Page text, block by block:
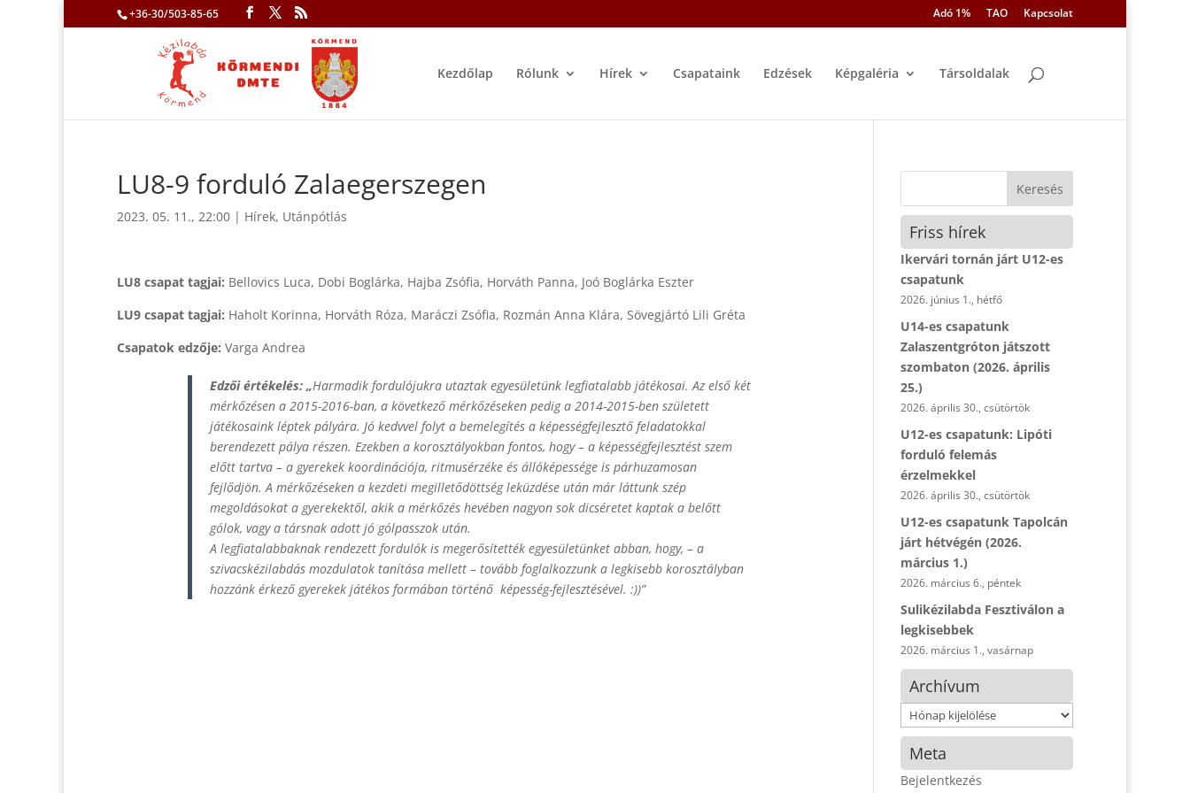
+36-30/503-85-65 Adó 1% TAO Kapcsolat
Kezdőlap Rólunk Hírek Csapataink Edzések Képgaléria Társoldalak
LU8-9 forduló Zalaegerszegen
2023. 05. 11., 22:00 | Hírek, Utánpótlás
LU8 csapat tagjai: Bellovics Luca, Dobi Boglárka, Hajba Zsófia, Horváth Panna, Joó Boglárka Eszter
LU9 csapat tagjai: Haholt Korinna, Horváth Róza, Maráczi Zsófia, Rozmán Anna Klára, Sövegjártó Lili Gréta
Csapatok edzője: Varga Andrea
Edzői értékelés:„Harmadik fordulójukra utaztak egyesületünk legfiatalabb játékosai. Az első két
mérkőzésen a 2015-2016-ban, a következő mérkőzéseken pedig a 2014-2015-ben született
játékosaink léptek pályára. Jó kedvvel folyt a bemelegítés a képességfejlesztő feladatokkal
berendezett pálya részen. Ezekben a korosztályokban fontos, hogy – a képességfejlesztést szem
előtt tartva – a gyerekek koordinációja, ritmusérzéke és állóképessége is párhuzamosan
fejlődjön. A mérkőzéseken a kezdeti megilletődöttség leküzdése után már láttunk szép
megoldásokat a gyerekektől, akik a mérkőzés hevében nagyon sok dicséretet kaptak a belőtt
gólok, vagy a társnak adott jó gólpasszok után.
A legfiatalabbaknak rendezett fordulók is megerősítették egyesületünket abban, hogy, – a
szivacskézilabdás mozdulatok tanítása mellett – tovább foglalkozzunk a legkisebb korosztályban
hozzánk érkező gyerekek játékos formában történő képesség-fejlesztésével. :))”
Friss hírek
Ikervári tornán járt U12-es
csapatunk
2026. június 1., hétfő
U14-es csapatunk
Zalaszentgróton játszott
szombaton (2026. április
25.)
2026. április 30., csütörtök
U12-es csapatunk: Lipóti
forduló felemás
érzelmekkel
2026. április 30., csütörtök
U12-es csapatunk Tapolcán
járt hétvégén (2026.
március 1.)
2026. március 6., péntek
Sulikézilabda Fesztiválon a
legkisebbek
2026. március 1., vasárnap
Archívum
Archívum
Meta
Bejelentkezés